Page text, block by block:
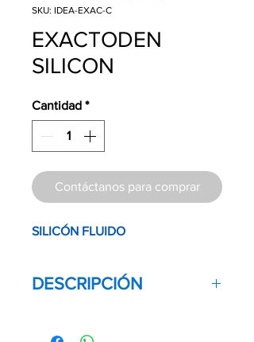
SKU: IDEA-EXAC-C
EXACTODEN
SILICON
Cantidad *
Contáctanos para comprar
SILICÓN FLUIDO
DESCRIPCIÓN